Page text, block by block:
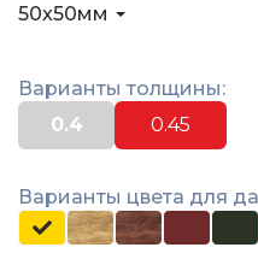
50x50мм
Варианты толщины:
0.4
0.45
Варианты цвета для